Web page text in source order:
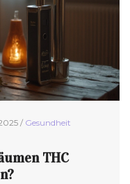
/ Gesundheit
THC